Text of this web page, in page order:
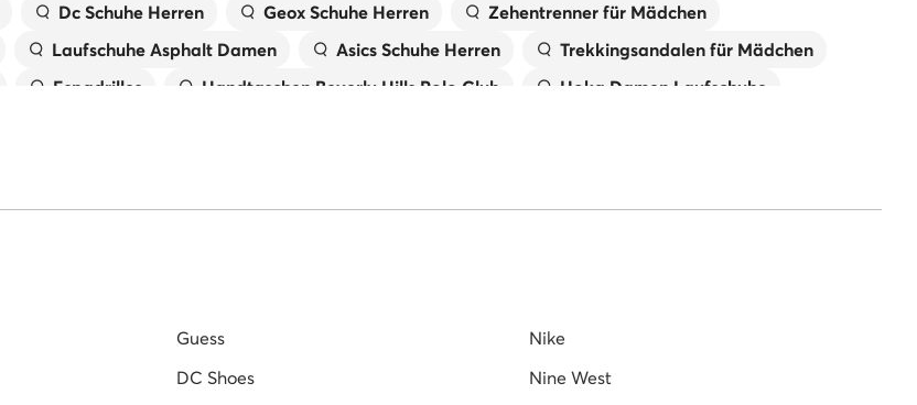
Dc Schuhe Herren Geox Schuhe Herren
Zehentrenner für Mädchen
Laufschuhe Asphalt Damen Asics Schuhe Herren
Trekkingsandalen für Mädchen
Espadrilles Handtaschen Beverly Hills Polo Club
Hoka Damen Laufschuhe
Guess
Nike
DC Shoes
Nine West